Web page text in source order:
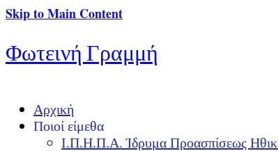
Skip to Main Content
Φωτεινή Γραμμή
Αρχική
Ποιοί είμεθα
Ι.Π.Η.Π.Α. Ίδρυμα Προασπίσεως